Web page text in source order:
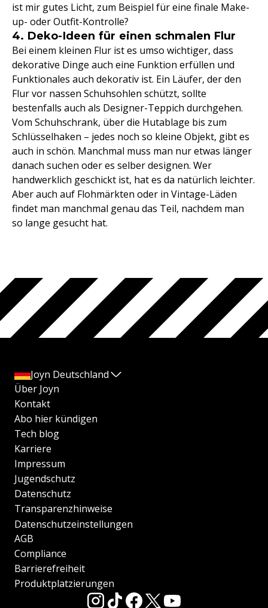
ist mir gutes Licht, zum Beispiel für eine finale Make-
up- oder Outfit-Kontrolle?
4. Deko-Ideen für einen schmalen Flur
Bei einem kleinen Flur ist es umso wichtiger, dass
dekorative Dinge auch eine Funktion erfüllen und
Funktionales auch dekorativ ist. Ein Läufer, der den
Flur vor nassen Schuhsohlen schützt, sollte
bestenfalls auch als Designer-Teppich durchgehen.
Vom Schuhschrank, über die Hutablage bis zum
Schlüsselhaken – jedes noch so kleine Objekt, gibt es
auch in schön. Manchmal muss man nur etwas länger
danach suchen oder es selber designen. Wer
handwerklich geschickt ist, hat es da natürlich leichter.
Aber auch auf Flohmärkten oder in Vintage-Läden
findet man manchmal genau das Teil, nachdem man
so lange gesucht hat.
Joyn Deutschland
Über Joyn
Kontakt
Abo hier kündigen
Tech blog
Karriere
Impressum
Jugendschutz
Datenschutz
Transparenzhinweise
Datenschutzeinstellungen
AGB
Compliance
Barrierefreiheit
Produktplatzierungen